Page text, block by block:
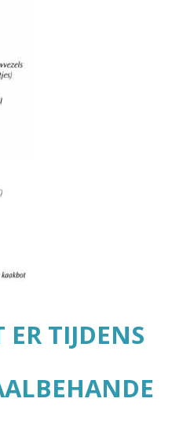
TIJDENS